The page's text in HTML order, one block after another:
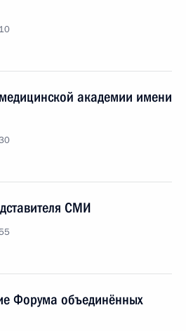
академии имени
СМИ
Форума объединённых